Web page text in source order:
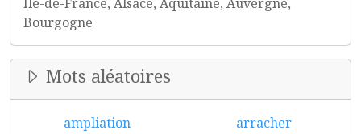
Bourgogne
Mots aléatoires
ampliation
arracher